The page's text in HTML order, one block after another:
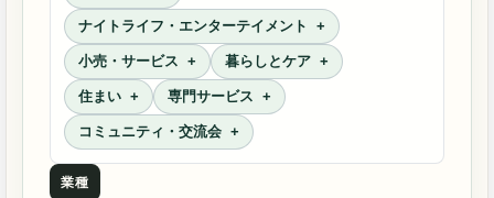
ナイトライフ・エンターテイメント
小売・サービス 暮らしとケア
住まい 専門サービス
コミュニティ・交流会
業種